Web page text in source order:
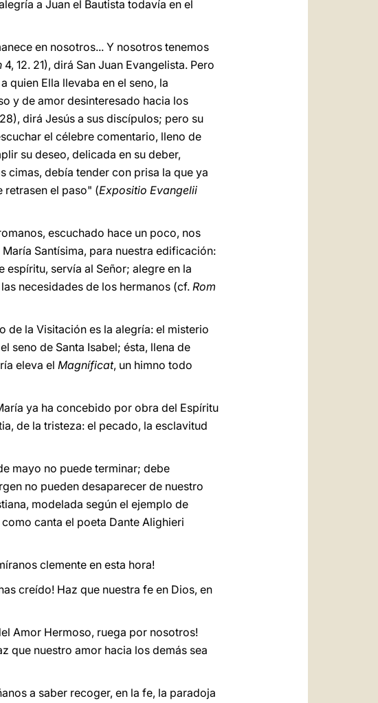
a Juan el Bautista todavía en el
en nosotros... Y nosotros tenemos
4, 12. 21), dirá San Juan Evangelista. Pero
quien Ella llevaba en el seno, la
y de amor desinteresado hacia los
dirá Jesús a sus discípulos; pero su
el célebre comentario, lleno de
su deseo, delicada en su deber,
cimas, debía tender con prisa la que ya
retrasen el paso" (Expositio Evangelii
escuchado hace un poco, nos
Santísima, para nuestra edificación:
servía al Señor; alegre en la
necesidades de los hermanos (cf. Rom
de la Visitación es la alegría: el misterio
seno de Santa Isabel; ésta, llena de
eleva el Magníficat, un himno todo
ya ha concebido por obra del Espíritu
de la tristeza: el pecado, la esclavitud
mayo no puede terminar; debe
no pueden desaparecer de nuestro
modelada según el ejemplo de
canta el poeta Dante Alighieri
clemente en esta hora!
creído! Haz que nuestra fe en Dios, en
Amor Hermoso, ruega por nosotros!
que nuestro amor hacia los demás sea
a saber recoger, en la fe, la paradoja